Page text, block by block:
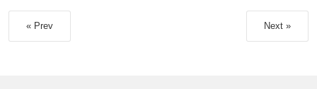
« Prev Next »